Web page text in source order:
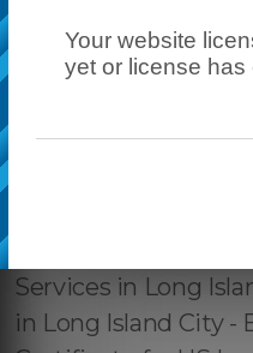
Your website
yet or license has